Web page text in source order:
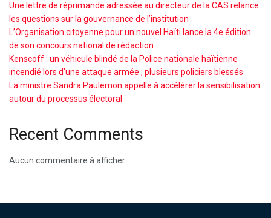
Une lettre de réprimande adressée au directeur de la CAS relance
les questions sur la gouvernance de l’institution
L’Organisation citoyenne pour un nouvel Haïti lance la 4e édition
de son concours national de rédaction
Kenscoff : un véhicule blindé de la Police nationale haïtienne
incendié lors d’une attaque armée ; plusieurs policiers blessés
La ministre Sandra Paulemon appelle à accélérer la sensibilisation
autour du processus électoral
Recent Comments
Aucun commentaire à afficher.